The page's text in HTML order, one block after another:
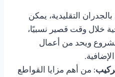
التقليدية، يمكن
خلال وقت قصير نسبيًا،
ويحد من أعمال
: من أهم مزايا القواطع